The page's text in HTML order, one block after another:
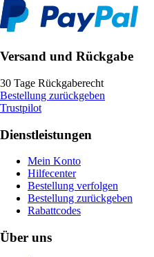
Versand und Rückgabe
30 Tage Rückgaberecht
Bestellung zurückgeben
Trustpilot
Dienstleistungen
Mein Konto
Hilfecenter
Bestellung verfolgen
Bestellung zurückgeben
Rabattcodes
Über uns